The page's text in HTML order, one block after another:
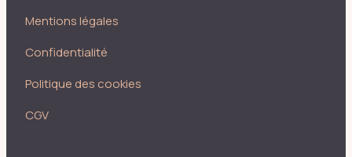
Mentions légales
Confidentialité
Politique des cookies
CGV